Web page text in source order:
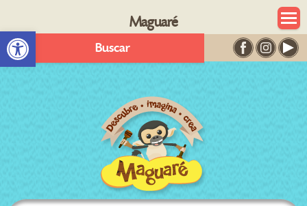
Abrir barra de herramientas
Maguaré
Buscar